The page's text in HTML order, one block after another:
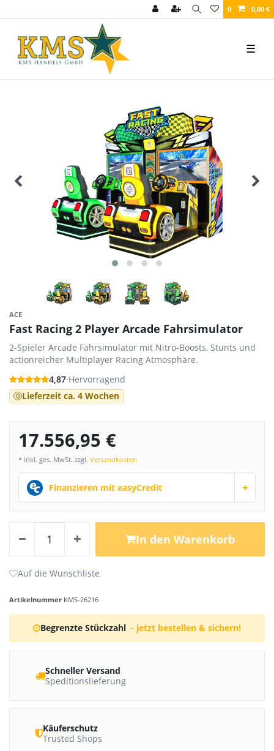
0 0,00 €
☰
ACE
Fast Racing 2 Player Arcade Fahrsimulator
2-Spieler Arcade Fahrsimulator mit Nitro-Boosts, Stunts und
actionreicher Multiplayer Racing Atmosphäre.
4,87·Hervorragend
Lieferzeit ca. 4 Wochen
17.556,95 €
* inkl. ges. MwSt. zzgl. Versandkosten
Finanzieren mit easyCredit +
In den Warenkorb
Artikelnummer KMS-26216
Begrenzte Stückzahl - jetzt bestellen & sichern!
Schneller Versand
Speditionslieferung
Käuferschutz
Trusted Shops